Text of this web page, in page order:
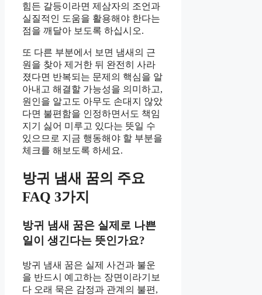
힘든 갈등이라면 제삼자의 조언과
실질적인 도움을 활용해야 한다는
점을 깨달아 보도록 하십시오.
또 다른 부분에서 보면 냄새의 근
원을 찾아 제거한 뒤 완전히 사라
졌다면 반복되는 문제의 핵심을 알
아내고 해결할 가능성을 의미하고,
원인을 알고도 아무도 손대지 않았
다면 불편함을 인정하면서도 책임
지기 싫어 미루고 있다는 뜻일 수
있으므로 지금 행동해야 할 부분을
체크를 해보도록 하세요.
방귀 냄새 꿈의 주요
FAQ 3가지
방귀 냄새 꿈은 실제로 나쁜
일이 생긴다는 뜻인가요?
방귀 냄새 꿈은 실제 사건과 불운
을 반드시 예고하는 장면이라기보
다 오래 묵은 감정과 관계의 불편,